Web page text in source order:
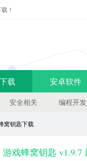
！
载 安卓软件
安全相关 编程开发
窝钥匙下载
游戏蜂窝钥匙 v1.9.7